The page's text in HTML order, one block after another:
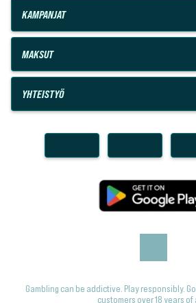
KAMPANJAT
MAKSUT
YHTEISTYÖ
Gambling can be addictive. Play responsibly.
customers over 18 years of